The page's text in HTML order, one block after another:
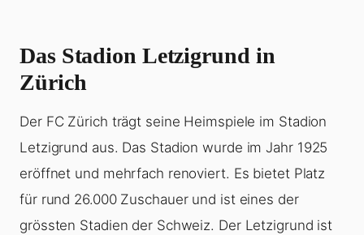
Das Stadion Letzigrund in
Zürich
Der FC Zürich trägt seine Heimspiele im Stadion
Letzigrund aus. Das Stadion wurde im Jahr 1925
eröffnet und mehrfach renoviert. Es bietet Platz
für rund 26.000 Zuschauer und ist eines der
grössten Stadien der Schweiz. Der Letzigrund ist